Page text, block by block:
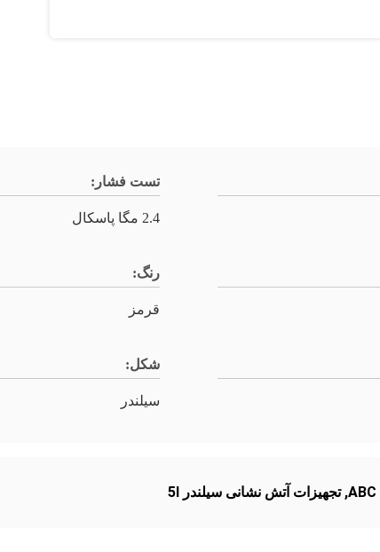
تست فشار:
2.4 مگا پاسکال
رنگ:
قرمز
شکل:
سیلندر
,تجهیزات آتش نشانی سیلندر 5l